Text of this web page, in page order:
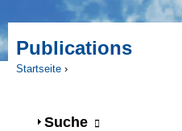
Publications
Startseite ›
Anzeigen
Suche